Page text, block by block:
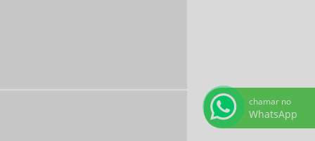
chamar no
WhatsApp